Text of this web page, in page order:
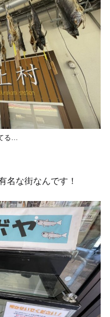
る…
名な街なんです！